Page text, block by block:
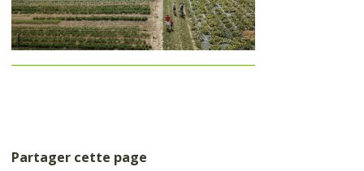
Partager cette page